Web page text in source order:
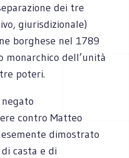
dei tre
giurisdizionale)
borghese nel 1789
monarchico dell’unità
poteri.
contro Matteo
dimostrato
casta e di